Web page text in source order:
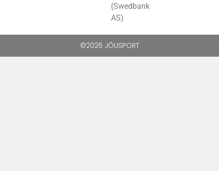
(Swedbank
AS)
©2026 JÕUSPORT